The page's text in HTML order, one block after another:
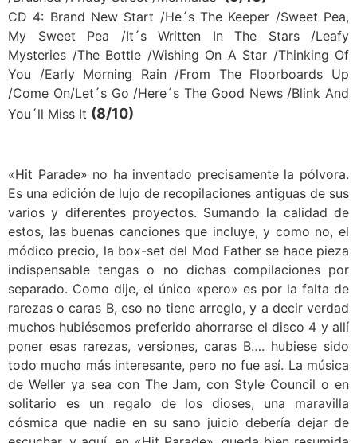
CD 4: Brand New Start /He´s The Keeper /Sweet Pea,
My Sweet Pea /It´s Written In The Stars /Leafy
Mysteries /The Bottle /Wishing On A Star /Thinking Of
You /Early Morning Rain /From The Floorboards Up
/Come On/Let´s Go /Here´s The Good News /Blink And
You´ll Miss It (8/10)
«Hit Parade» no ha inventado precisamente la pólvora.
Es una edición de lujo de recopilaciones antiguas de sus
varios y diferentes proyectos. Sumando la calidad de
estos, las buenas canciones que incluye, y como no, el
módico precio, la box-set del Mod Father se hace pieza
indispensable tengas o no dichas compilaciones por
separado. Como dije, el único «pero» es por la falta de
rarezas o caras B, eso no tiene arreglo, y a decir verdad
muchos hubiésemos preferido ahorrarse el disco 4 y allí
poner esas rarezas, versiones, caras B…. hubiese sido
todo mucho más interesante, pero no fue así. La música
de Weller ya sea con The Jam, con Style Council o en
solitario es un regalo de los dioses, una maravilla
cósmica que nadie en su sano juicio debería dejar de